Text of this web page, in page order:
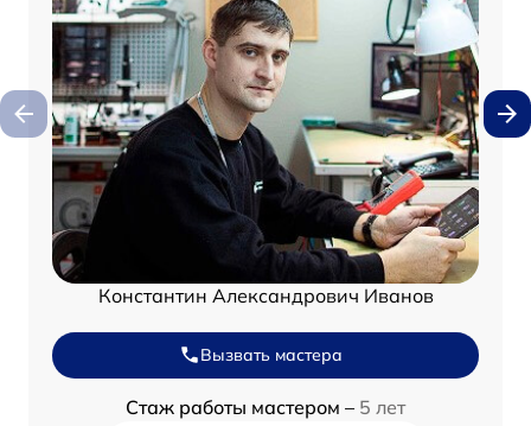
Константин Александрович Иванов
Вызвать мастера
Стаж работы мастером – 5 лет